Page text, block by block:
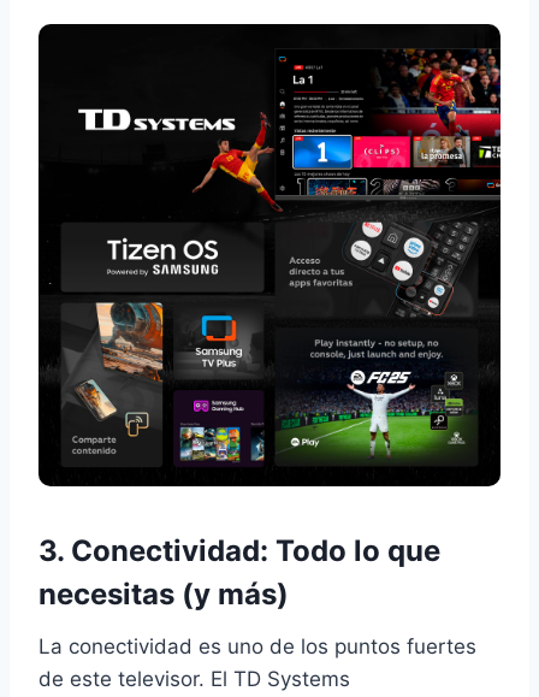
3. Conectividad: Todo lo que
necesitas (y más)
La conectividad es uno de los puntos fuertes
de este televisor. El TD Systems